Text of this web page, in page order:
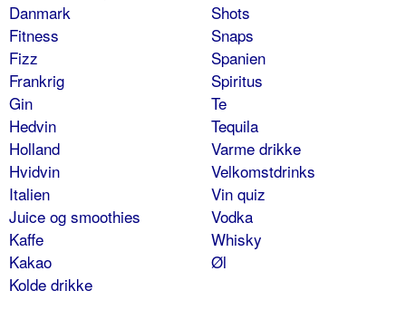
Danmark
Fitness
Fizz
Frankrig
Gin
Hedvin
Holland
Hvidvin
Italien
Juice og smoothies
Kaffe
Kakao
Kolde drikke
Shots
Snaps
Spanien
Spiritus
Te
Tequila
Varme drikke
Velkomstdrinks
Vin quiz
Vodka
Whisky
Øl